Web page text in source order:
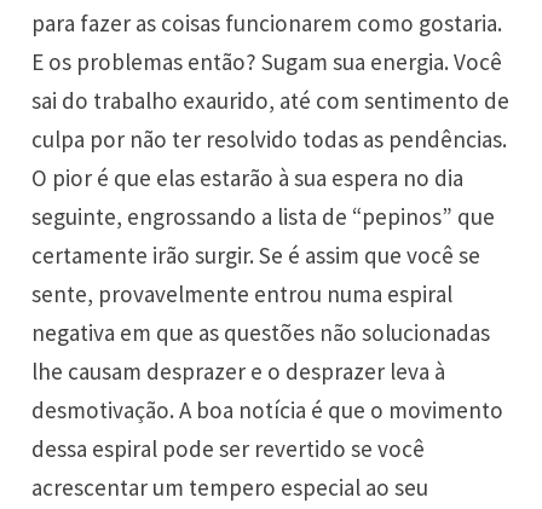
para fazer as coisas funcionarem como gostaria.
E os problemas então? Sugam sua energia. Você
sai do trabalho exaurido, até com sentimento de
culpa por não ter resolvido todas as pendências.
O pior é que elas estarão à sua espera no dia
seguinte, engrossando a lista de “pepinos” que
certamente irão surgir. Se é assim que você se
sente, provavelmente entrou numa espiral
negativa em que as questões não solucionadas
lhe causam desprazer e o desprazer leva à
desmotivação. A boa notícia é que o movimento
dessa espiral pode ser revertido se você
acrescentar um tempero especial ao seu